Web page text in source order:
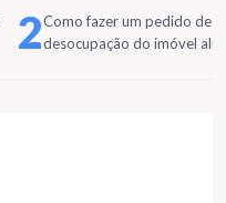
2Como fazer um pedido de
desocupação do imóvel